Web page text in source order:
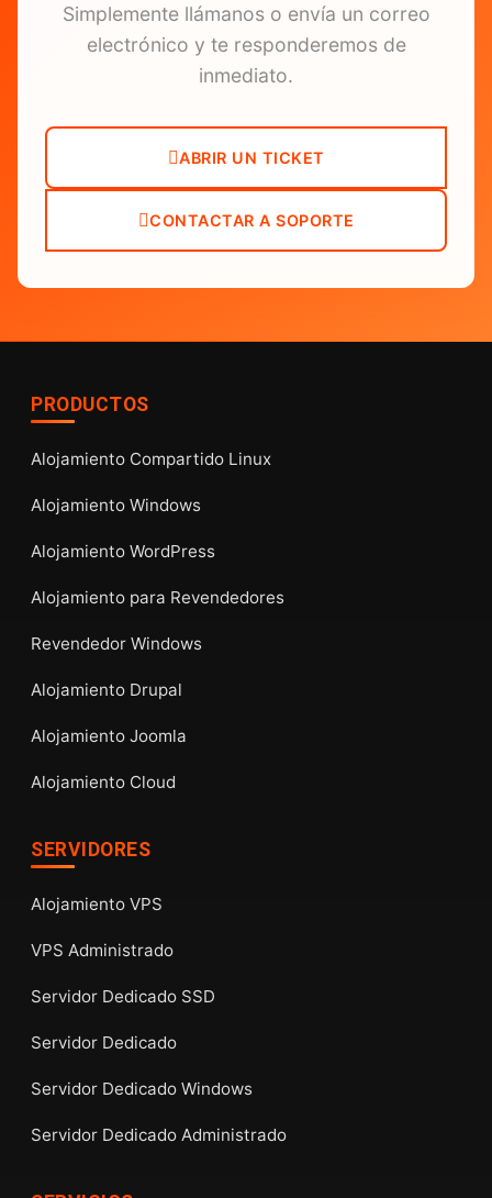
Simplemente llámanos o envía un correo
electrónico y te responderemos de
inmediato.
ABRIR UN TICKET
CONTACTAR A SOPORTE
PRODUCTOS
Alojamiento Compartido Linux
Alojamiento Windows
Alojamiento WordPress
Alojamiento para Revendedores
Revendedor Windows
Alojamiento Drupal
Alojamiento Joomla
Alojamiento Cloud
SERVIDORES
Alojamiento VPS
VPS Administrado
Servidor Dedicado SSD
Servidor Dedicado
Servidor Dedicado Windows
Servidor Dedicado Administrado